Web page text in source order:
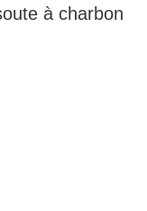
à charbon